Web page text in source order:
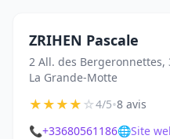
ZRIHEN Pascale
2 All. des Bergeronnettes,
La Grande-Motte
★★★★☆4/5•8 avis
📞+33680561186🌐Site